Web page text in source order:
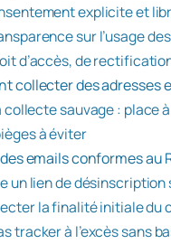
explicite et
sur l’usage
d’accès, de
collecter des adresses
collecte sauvage : place
à éviter
emails conformes au
un lien de
la finalité initiale du
tracker à l’excès sans